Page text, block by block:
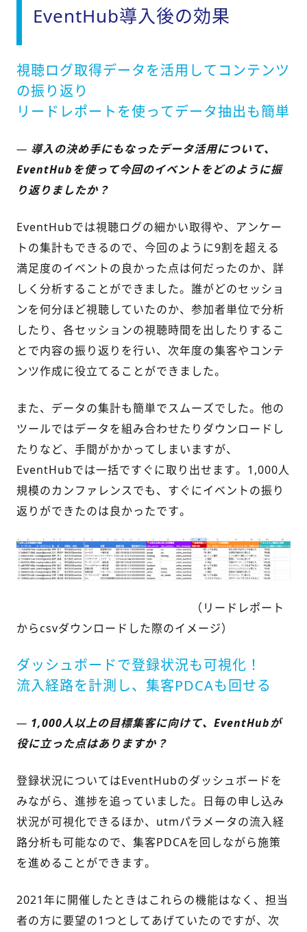
EventHub導入後の効果
視聴ログ取得データを活用してコンテンツ
の振り返り
リードレポートを使ってデータ抽出も簡単
— 導入の決め手にもなったデータ活用について、
EventHubを使って今回のイベントをどのように振
り返りましたか？
EventHubでは視聴ログの細かい取得や、アンケー
トの集計もできるので、今回のように9割を超える
満足度のイベントの良かった点は何だったのか、詳
しく分析することができました。誰がどのセッショ
ンを何分ほど視聴していたのか、参加者単位で分析
したり、各セッションの視聴時間を出したりするこ
とで内容の振り返りを行い、次年度の集客やコンテ
ンツ作成に役立てることができました。
また、データの集計も簡単でスムーズでした。他の
ツールではデータを組み合わせたりダウンロードし
たりなど、手間がかかってしまいますが、
EventHubでは一括ですぐに取り出せます。1,000人
規模のカンファレンスでも、すぐにイベントの振り
返りができたのは良かったです。
（リードレポート
からcsvダウンロードした際のイメージ）
ダッシュボードで登録状況も可視化！
流入経路を計測し、集客PDCAも回せる
— 1,000人以上の目標集客に向けて、EventHubが
役に立った点はありますか？
登録状況についてはEventHubのダッシュボードを
みながら、進捗を追っていました。日毎の申し込み
状況が可視化できるほか、utmパラメータの流入経
路分析も可能なので、集客PDCAを回しながら施策
を進めることができます。
2021年に開催したときはこれらの機能はなく、担当
者の方に要望の1つとしてあげていたのですが、次